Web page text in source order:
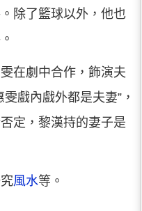
除了籃球以外，他也
在劇中合作，飾演夫
戲內戲外都是夫妻”，
定，黎漢持的妻子是
風水等。